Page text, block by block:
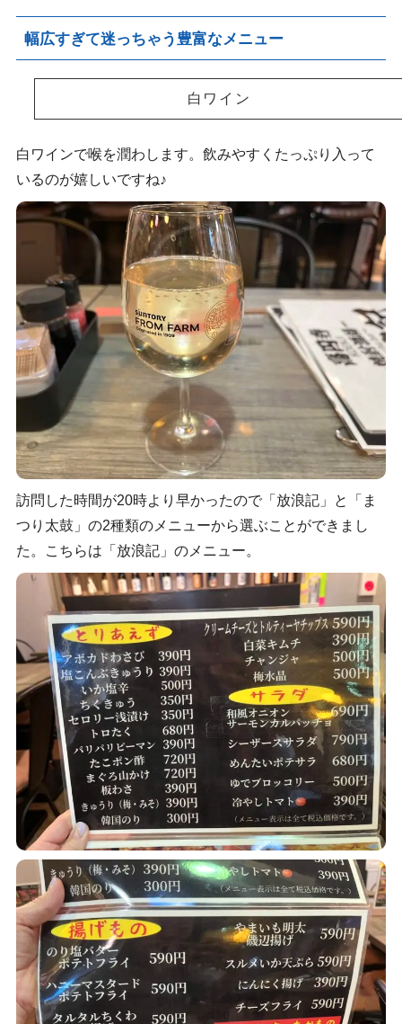
幅広すぎて迷っちゃう豊富なメニュー
白ワイン
白ワインで喉を潤わします。飲みやすくたっぷり入って
いるのが嬉しいですね♪
訪問した時間が20時より早かったので「放浪記」と「ま
つり太鼓」の2種類のメニューから選ぶことができまし
た。こちらは「放浪記」のメニュー。